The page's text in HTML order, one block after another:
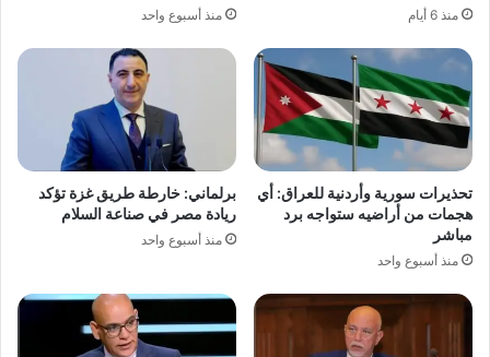
منذ 6 أيام منذ أسبوع واحد
تحذيرات سورية وأردنية للعراق: أي
هجمات من أراضيه ستواجه برد
مباشر
منذ أسبوع واحد
برلماني: خارطة طريق غزة تؤكد
ريادة مصر في صناعة السلام
منذ أسبوع واحد